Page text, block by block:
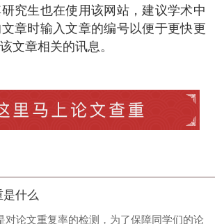
究生也在使用该网站，建议学术中
章时输入文章的编号以便于更快更
文章相关的讯息。
什么
对论文重复率的检测，为了保障同学们的论